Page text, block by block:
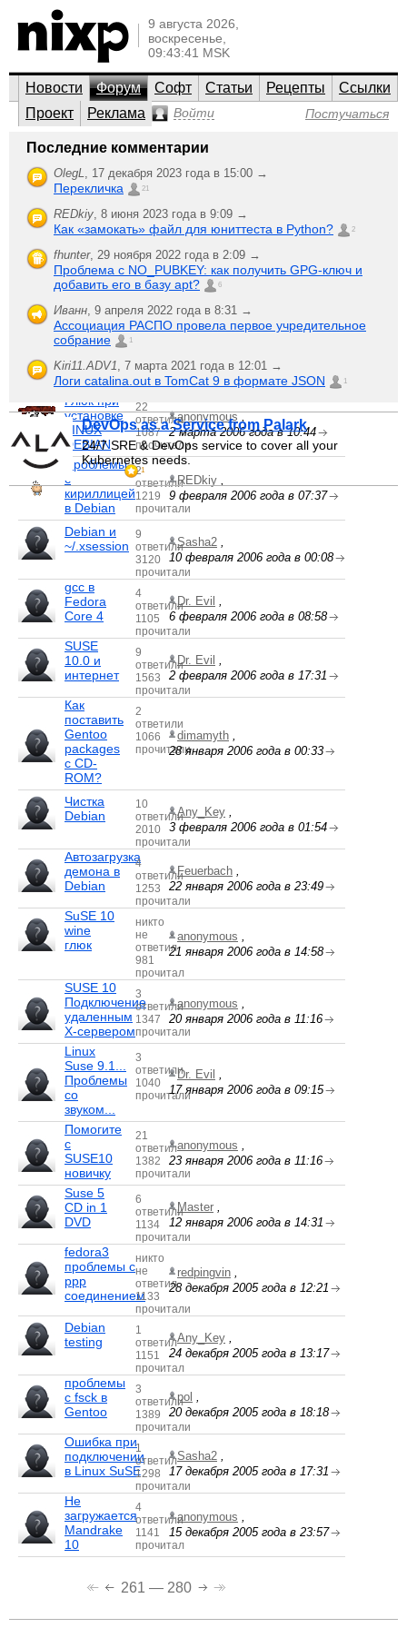
9 августа 2026,
воскресенье,
09:43:41 MSK
Новости Форум Софт Статьи Рецепты
Ссылки
Проект
Реклама Войти Постучаться
GNU/Linux
GNU/Linux, UNIX, Open Source
ALT Linux, Debian, Fedora / RHEL / CentOS, Gentoo,
Mandriva, Slackware, SUSE / openSUSE, Ubuntu и все-все-
все.
новую тему
Последняя активность
установка
Fedore
17
1714
прочитали
,
22 февраля 2006 года в 16:55
монтирование
3
ответили
1368
прочитали
24 февраля 2006 года в 19:42
Глюк при
установке
LINUX
DEBIAN
22
ответили
1087
прочитали
anonymous,
2 марта 2006 года в 10:44
Проблемы
с
кириллицей
в Debian
1
2
ответили
1219
прочитали
REDkiy ,
9 февраля 2006 года в 07:37
Debian и
~/.xsession
9
ответили
3120
прочитали
Sasha2 ,
10 февраля 2006 года в 00:08
gcc в
Fedora
Core 4
4
ответили
1105
прочитали
Dr. Evil ,
6 февраля 2006 года в 08:58
SUSE
10.0 и
интернет
9
ответили
1563
прочитали
Dr. Evil ,
2 февраля 2006 года в 17:31
Как
поставить
Gentoo
packages
c CD-
ROM?
2
ответили
1066
прочитали
dimamyth ,
28 января 2006 года в 00:33
Чистка
Debian
10
ответили
2010
прочитали
Any_Key ,
3 февраля 2006 года в 01:54
Автозагрузка
демона в
Debian
4
ответили
1253
прочитали
Feuerbach ,
22 января 2006 года в 23:49
SuSE 10
wine
глюк
никто
не
ответил
981
прочитал
anonymous ,
21 января 2006 года в 14:58
SUSE 10
Подключение
удаленным
X-сервером
3
ответили
1347
прочитали
anonymous ,
20 января 2006 года в 11:16
Linux
Suse 9.1...
Проблемы
со
звуком...
3
ответили
1040
прочитали
Dr. Evil ,
17 января 2006 года в 09:15
Помогите
с
SUSE10
новичку
21
ответил
1382
прочитали
anonymous ,
23 января 2006 года в 11:16
Suse 5
CD in 1
DVD
6
ответили
1134
прочитали
Master ,
12 января 2006 года в 14:31
fedora3
проблемы с
ppp
соединением
никто
не
ответил
1133
прочитали
redpingvin ,
28 декабря 2005 года в 12:21
Debian
testing
1
ответил
1151
прочитал
Any_Key ,
24 декабря 2005 года в 13:17
проблемы
с fsck в
Gentoo
3
ответили
1389
прочитали
pol ,
20 декабря 2005 года в 18:18
Ошибка при
подключении
в Linux SuSE
1
ответил
1298
прочитали
Sasha2 ,
17 декабря 2005 года в 17:31
Не
загружается
Mandrake
10
4
ответили
1141
прочитал
anonymous ,
15 декабря 2005 года в 23:57
261 — 280
Последние комментарии
OlegL, 17 декабря 2023 года в 15:00 →
Перекличка 21
REDkiy, 8 июня 2023 года в 9:09 →
Как «замокать» файл для юниттеста в Python? 2
fhunter, 29 ноября 2022 года в 2:09 →
Проблема с NO_PUBKEY: как получить GPG-ключ и
добавить его в базу apt?
6
Иванн, 9 апреля 2022 года в 8:31 →
Ассоциация РАСПО провела первое учредительное
собрание
1
Kiri11.ADV1, 7 марта 2021 года в 12:01 →
Логи catalina.out в TomCat 9 в формате JSON 1
DevOps as a Service from Palark
24/7 SRE & DevOps service to cover all your
Kubernetes needs.